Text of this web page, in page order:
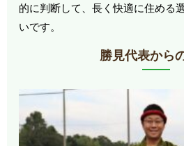
的に判断して、長く快適に住める
いです。
勝見代表から